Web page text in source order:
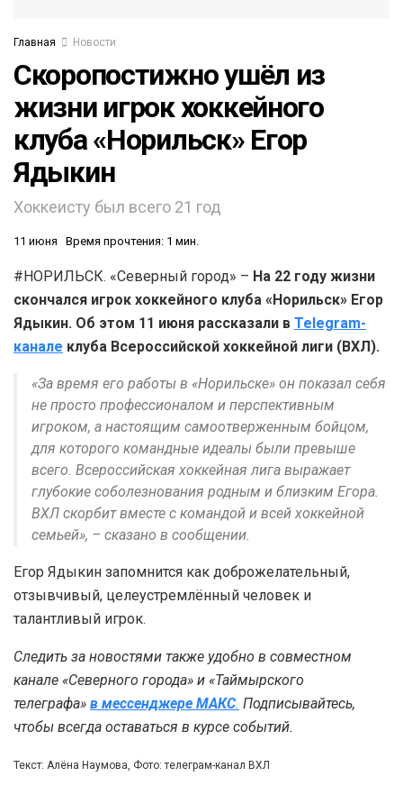
Главная Новости
Скоропостижно ушёл из
жизни игрок хоккейного
клуба «Норильск» Егор
Ядыкин
Хоккеисту был всего 21 год
11 июня Время прочтения: 1 мин.
#НОРИЛЬСК. «Северный город» – На 22 году жизни
скончался игрок хоккейного клуба «Норильск» Егор
Ядыкин. Об этом 11 июня рассказали в Telegram-
канале клуба Всероссийской хоккейной лиги (ВХЛ).
«За время его работы в «Норильске» он показал себя
не просто профессионалом и перспективным
игроком, а настоящим самоотверженным бойцом,
для которого командные идеалы были превыше
всего. Всероссийская хоккейная лига выражает
глубокие соболезнования родным и близким Егора.
ВХЛ скорбит вместе с командой и всей хоккейной
семьей», – сказано в сообщении.
Егор Ядыкин запомнится как доброжелательный,
отзывчивый, целеустремлённый человек и
талантливый игрок.
Следить за новостями также удобно в совместном
канале «Северного города» и «Таймырского
телеграфа» в мессенджере MAКС. Подписывайтесь,
чтобы всегда оставаться в курсе событий.
Текст: Алёна Наумова, Фото: телеграм-канал ВХЛ